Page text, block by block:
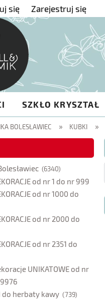
Zarejestruj się
się
SZKŁO KRYSZTAŁ
BOLESŁAWIEC » KUBKI »
(6340)
od nr 1 do nr 999
od nr 1000 do
od nr 2000 do
od nr 2351 do
UNIKATOWE od nr
do herbaty kawy (739)